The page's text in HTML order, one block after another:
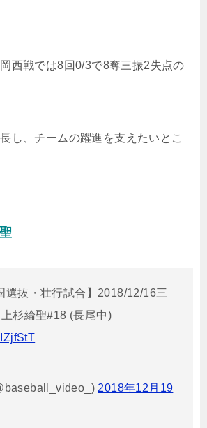
西戦では8回0/3で8奪三振2失点の
し、チームの躍進を支えたいとこ
選抜・壮行試合】2018/12/16三
杉綸聖#18 (長尾中)
2018年12月19